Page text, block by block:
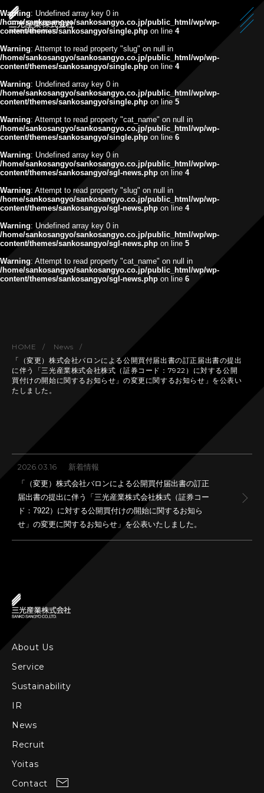
Warning: Undefined array key 0 in
/home/sankosangyo/sankosangyo.co.jp/public_html/wp/wp-
content/themes/sankosangyo/single.php on line 4
Warning: Attempt to read property "slug" on null in
/home/sankosangyo/sankosangyo.co.jp/public_html/wp/wp-
content/themes/sankosangyo/single.php on line 4
Warning: Undefined array key 0 in
/home/sankosangyo/sankosangyo.co.jp/public_html/wp/wp-
content/themes/sankosangyo/single.php on line 5
Warning: Attempt to read property "cat_name" on null in
/home/sankosangyo/sankosangyo.co.jp/public_html/wp/wp-
content/themes/sankosangyo/single.php on line 6
Warning: Undefined array key 0 in
/home/sankosangyo/sankosangyo.co.jp/public_html/wp/wp-
content/themes/sankosangyo/sgl-news.php on line 4
Warning: Attempt to read property "slug" on null in
/home/sankosangyo/sankosangyo.co.jp/public_html/wp/wp-
content/themes/sankosangyo/sgl-news.php on line 4
Warning: Undefined array key 0 in
/home/sankosangyo/sankosangyo.co.jp/public_html/wp/wp-
content/themes/sankosangyo/sgl-news.php on line 5
Warning: Attempt to read property "cat_name" on null in
/home/sankosangyo/sankosangyo.co.jp/public_html/wp/wp-
content/themes/sankosangyo/sgl-news.php on line 6
HOME
News
「（変更）株式会社バロンによる公開買付届出書の訂正届出書の提出
に伴う「三光産業株式会社株式（証券コード：7922）に対する公開
買付けの開始に関するお知らせ」の変更に関するお知らせ」を公表い
たしました。
2026.03.16
新着情報
「（変更）株式会社バロンによる公開買付届出書の訂正
届出書の提出に伴う「三光産業株式会社株式（証券コー
ド：7922）に対する公開買付けの開始に関するお知ら
せ」の変更に関するお知らせ」を公表いたしました。
About Us
Service
Sustainability
IR
News
Recruit
Yoitas
Contact